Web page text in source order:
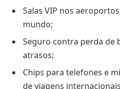
Salas VIP nos
mundo;
Seguro contra perda de
atrasos;
Chips para telefones e
de viagens